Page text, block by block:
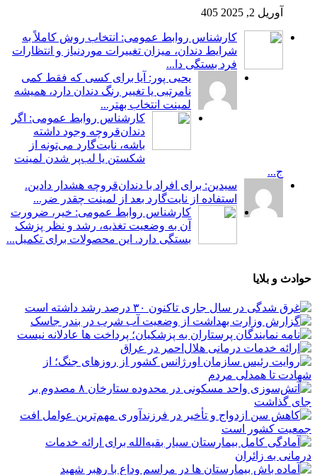
آوریل 2, 2025 405
کارشناس روابط عمومی: انتخاب روش کاملاً به
شرایط دندان، میزان تغییرات موردنیاز و انتظارات
فرد بستگی دا...
یحیی پور: آیا برای کسی که فقط کمی
نامرتبی یا تغییر رنگ دندان دارد، همیشه
لمینت انتخاب بهتر...
کارشناس روابط عمومی: اگر
دندان‌قروچه وجود داشته
باشه، نایت‌گارد می‌تونه از
شکستن یا لب‌پر شدن لمینت
ج...
سیدین: برای افراد با دندان‌قروچه هشدار دادین.
استفاده از نایت‌گارد بعد از لمینت چقدر ضر...
کارشناس روابط عمومی: خیر، ضرورت
آن به وضعیت تغذیه، رشد و نظر پزشک
بستگی دارد. این محصولات برای تکمیل...
حوادث و بلایا